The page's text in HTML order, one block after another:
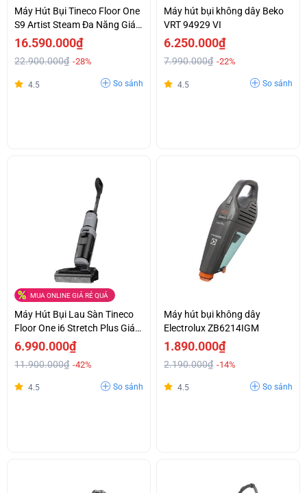
Máy Hút Bụi Tineco Floor One
S9 Artist Steam Đa Năng Giá
Tốt
16.590.000₫
22.900.000₫ -28%
4.5 So sánh
Máy hút bụi không dây Beko
VRT 94929 VI
6.250.000₫
7.990.000₫ -22%
4.5 So sánh
MUA ONLINE GIÁ RẺ QUÁ
Máy Hút Bụi Lau Sàn Tineco
Floor One i6 Stretch Plus Giá
Ưu Đãi
6.990.000₫
11.900.000₫ -42%
4.5 So sánh
Máy hút bụi không dây
Electrolux ZB6214IGM
1.890.000₫
2.190.000₫ -14%
4.5 So sánh